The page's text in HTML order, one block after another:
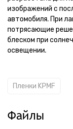
изображений с
автомобиля. При
потрясающие
блеском при
освещении.
Пленки KPMF
Файлы